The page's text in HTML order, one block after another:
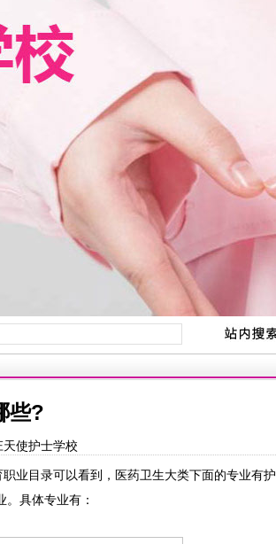
些?
使护士学校
业目录可以看到，医药卫生大类下面的专业有护
具体专业有：